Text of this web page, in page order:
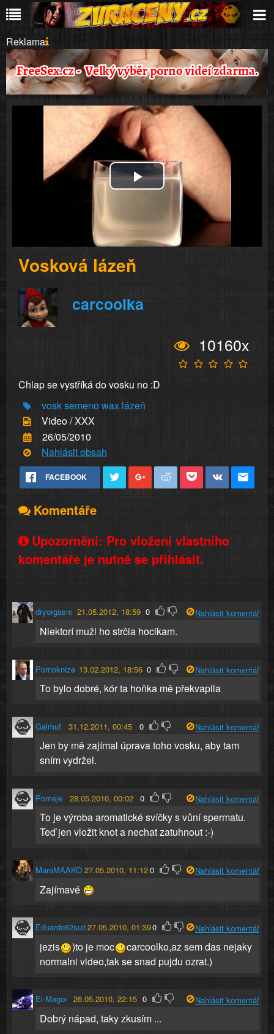
Reklama
Play
Video
Vosková lázeň
carcoolka
10160x
Chlap se vystříká do vosku no :D
vosksemenowax lázeň
Video / XXX
26/05/2010
Nahlásit obsah
FACEBOOK
Komentáře
Upozornění: Pro vložení vlastního
komentáře je nutné se přihlásit.
dryorgasm 21.05.2012, 18:59 0 Nahlásit komentář
Niektorí muži ho strčia hocikam.
Pornoknize 13.02.2012, 18:56 0 Nahlásit komentář
To bylo dobré, kór ta hoňka mě překvapila
Galmuf 31.12.2011, 00:45 0 Nahlásit komentář
Jen by mě zajímal úprava toho vosku, aby tam
sním vydržel.
Pomeje 28.05.2010, 00:02 0 Nahlásit komentář
To je výroba aromatické svíčky s vůní spermatu.
Teď jen vložit knot a nechat zatuhnout :-)
MaraMAAKO 27.05.2010, 11:120 Nahlásit komentář
Zajímavé
Eduardo62suit27.05.2010, 01:390 Nahlásit komentář
jezis )to je moc
carcoolko,az sem das nejaky
normalni video,tak se snad pujdu ozrat.)
El-Magor 26.05.2010, 22:15 0 Nahlásit komentář
Dobrý nápad, taky zkusím ...